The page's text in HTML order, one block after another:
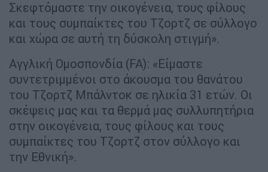
Σκεφτόμαστε την οικογένεια, τους φίλους
και τους συμπαίκτες του Τζορτζ σε σύλλογο
και χώρα σε αυτή τη δύσκολη στιγμή».
Αγγλική Ομοσπονδία (FA): «Είμαστε
συντετριμμένοι στο άκουσμα του θανάτου
του Τζορτζ Μπάλντοκ σε ηλικία 31 ετών. Οι
σκέψεις μας και τα θερμά μας συλλυπητήρια
στην οικογένεια, τους φίλους και τους
συμπαίκτες του Τζορτζ στον σύλλογο και
την Εθνική».